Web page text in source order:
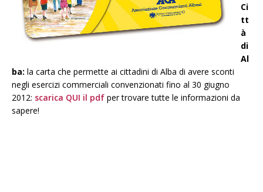
Ci
tt
à
di
Al
ba: la carta che permette ai cittadini di Alba di avere sconti
negli esercizi commerciali convenzionati fino al 30 giugno
2012: scarica QUI il pdf per trovare tutte le informazioni da
sapere!